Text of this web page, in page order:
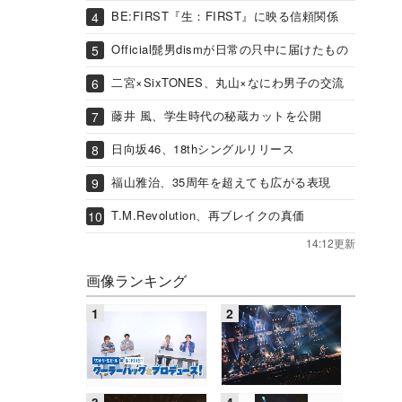
BE:FIRST『生：FIRST』に映る信頼関係
Official髭男dismが日常の只中に届けたもの
二宮×SixTONES、丸山×なにわ男子の交流
藤井 風、学生時代の秘蔵カットを公開
日向坂46、18thシングルリリース
福山雅治、35周年を超えても広がる表現
T.M.Revolution、再ブレイクの真価
14:12更新
画像ランキング